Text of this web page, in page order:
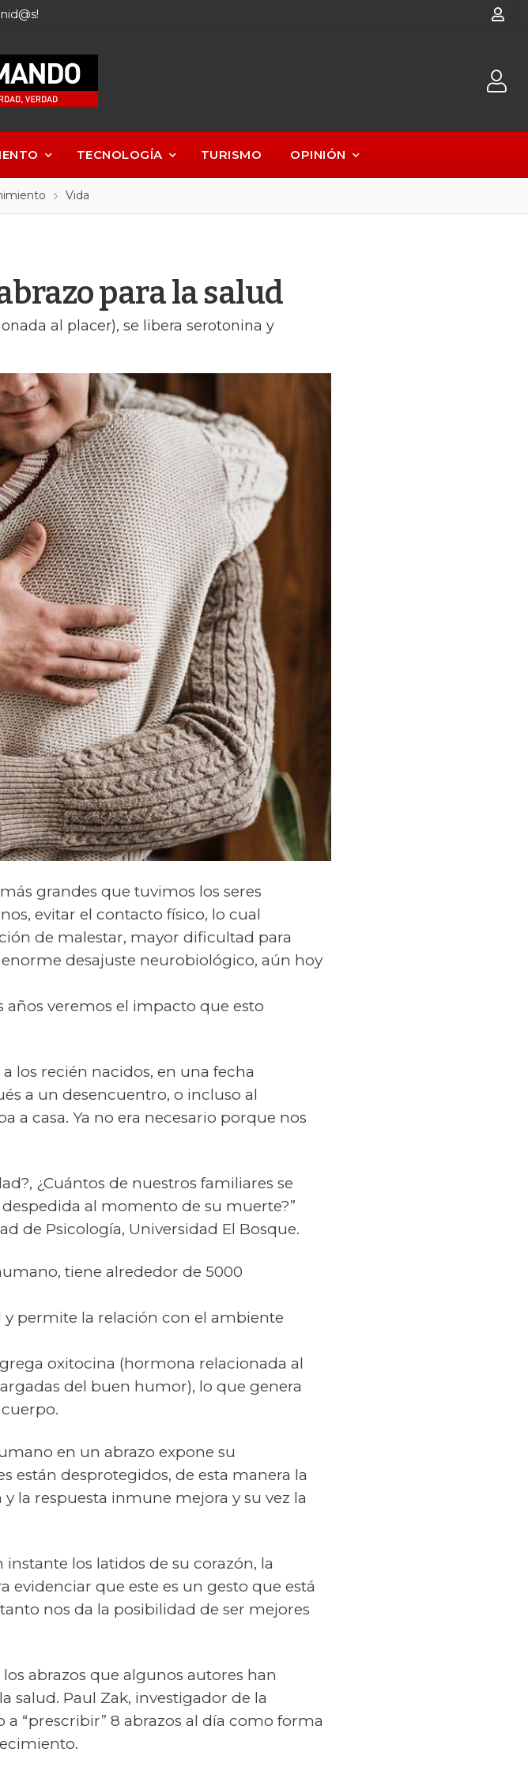
TECNOLOGÍA TURISMO OPINIÓN
Vida
para la salud
al placer), se libera serotonina y
grandes que tuvimos los seres
evitar el contacto físico, lo cual
de malestar, mayor dificultad para
desajuste neurobiológico, aún hoy
veremos el impacto que esto
los recién nacidos, en una fecha
a un desencuentro, o incluso al
a casa. Ya no era necesario porque nos
¿Cuántos de nuestros familiares se
al momento de su muerte?”
de Psicología, Universidad El Bosque.
tiene alrededor de 5000
permite la relación con el ambiente
oxitocina (hormona relacionada al
del buen humor), lo que genera
en un abrazo expone su
están desprotegidos, de esta manera la
la respuesta inmune mejora y su vez la
los latidos de su corazón, la
que este es un gesto que está
nos da la posibilidad de ser mejores
abrazos que algunos autores han
salud. Paul Zak, investigador de la
“prescribir” 8 abrazos al día como forma